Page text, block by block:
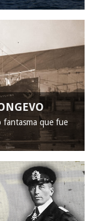
fantasma que fue